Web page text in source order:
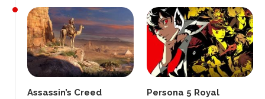
Assassin’s Creed
Persona 5 Royal